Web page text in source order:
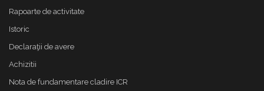
Rapoarte de activitate
Istoric
Declaraţii de avere
Achizitii
Nota de fundamentare cladire ICR